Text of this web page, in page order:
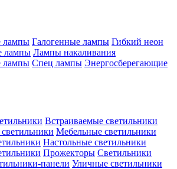
лампы Галогенные лампы Гибкий неон
лампы Лампы накаливания
лампы Спец лампы Энергосберегающие
Встраиваемые светильники
Мебельные светильники
Настольные светильники
Прожекторы Светильники
панели Уличные светильники